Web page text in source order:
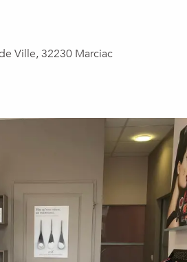
Ville, 32230 Marciac